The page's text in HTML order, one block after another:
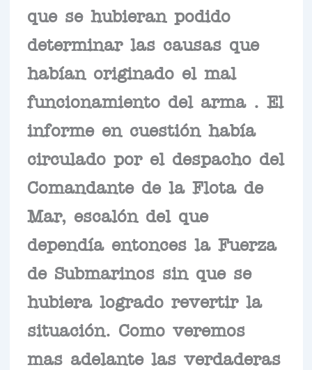
que se hubieran podido
determinar las causas que
habían originado el mal
funcionamiento del arma . El
informe en cuestión había
circulado por el despacho del
Comandante de la Flota de
Mar, escalón del que
dependía entonces la Fuerza
de Submarinos sin que se
hubiera logrado revertir la
situación. Como veremos
mas adelante las verdaderas